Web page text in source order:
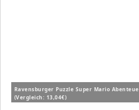
Ravensburger Puzzle Super Mario
(Vergleich: 13,04€)